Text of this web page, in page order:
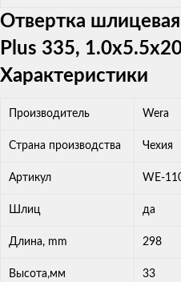
Отвертка
Plus 335,
Характеристики
Производитель Wera
Страна производства Чехия
Артикул WE-
Шлиц да
Длина, mm 298
Высота,мм 33